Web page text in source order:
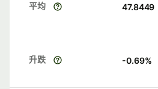
平均 47.8449
升跌 -0.69%